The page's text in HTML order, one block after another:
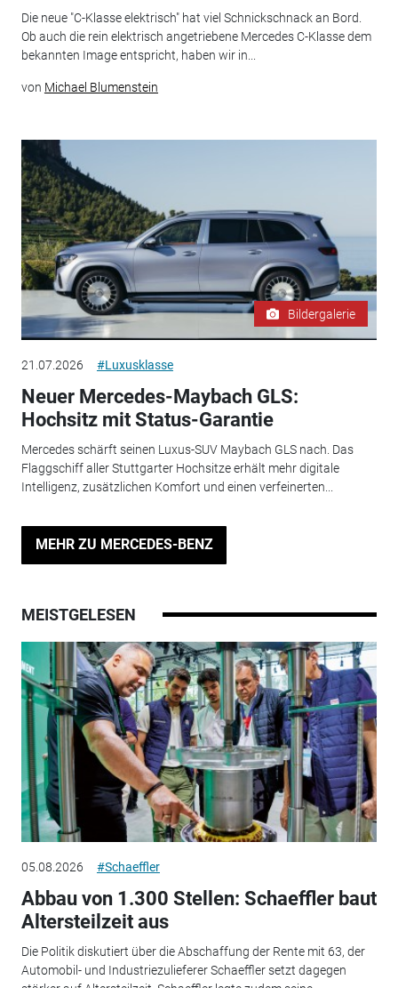
Die neue "C-Klasse elektrisch" hat viel Schnickschnack an Bord.
Ob auch die rein elektrisch angetriebene Mercedes C-Klasse dem
bekannten Image entspricht, haben wir in...
von Michael Blumenstein
Bildergalerie
21.07.2026 #Luxusklasse
Neuer Mercedes-Maybach GLS:
Hochsitz mit Status-Garantie
Mercedes schärft seinen Luxus-SUV Maybach GLS nach. Das
Flaggschiff aller Stuttgarter Hochsitze erhält mehr digitale
Intelligenz, zusätzlichen Komfort und einen verfeinerten...
MEHR ZU MERCEDES-BENZ
MEISTGELESEN
05.08.2026 #Schaeffler
Abbau von 1.300 Stellen: Schaeffler baut
Altersteilzeit aus
Die Politik diskutiert über die Abschaffung der Rente mit 63, der
Automobil- und Industriezulieferer Schaeffler setzt dagegen